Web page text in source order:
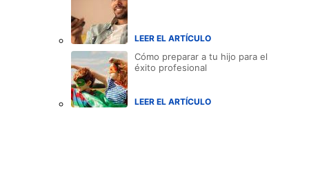
LEER EL ARTÍCULO
Cómo preparar a tu hijo para el
éxito profesional
LEER EL ARTÍCULO